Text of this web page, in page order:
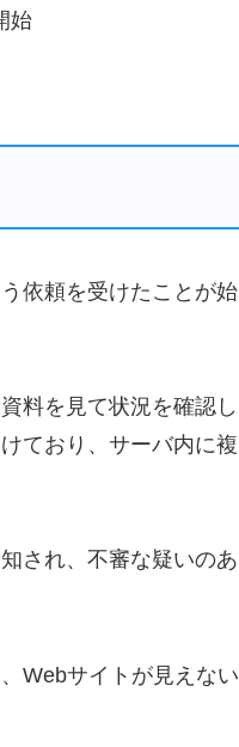
始
依頼を受けたことが始
料を見て状況を確認し
ており、サーバ内に複
され、不審な疑いのあ
Webサイトが見えない